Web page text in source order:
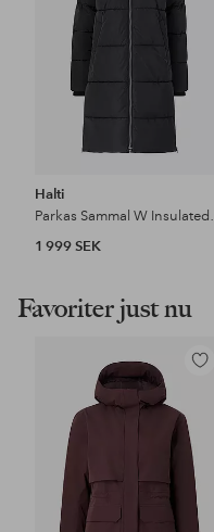
Halti
Parkas
1 999 SEK
Favoriter just nu
Lägg